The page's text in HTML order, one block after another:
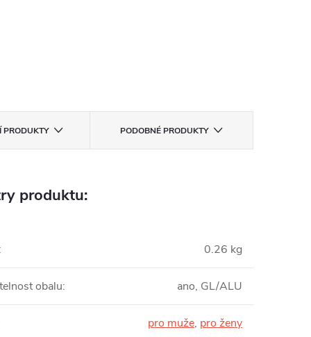
PRODUKTY PODOBNÉ PRODUKTY
produktu:
0.26 kg
obalu: ano, GL/ALU
pro muže, pro ženy